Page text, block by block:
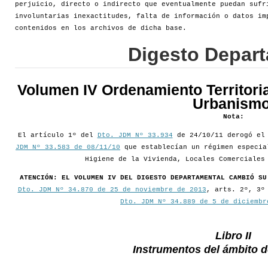
perjuicio, directo o indirecto que eventualmente puedan
involuntarias inexactitudes, falta de información o datos
contenidos en los archivos de dicha base.
Digesto
Volumen IV Ordenamiento
Nota:
El artículo 1º del Dto. JDM Nº 33.934 de 24/10/11 derogó
JDM Nº 33.583 de 08/11/10 que establecían un régimen
Higiene de la Vivienda, Locales
ATENCIÓN: EL VOLUMEN IV DEL DIGESTO DEPARTAMENTAL CAMBIÓ
Dto. JDM Nº 34.870 de 25 de noviembre de 2013 , arts. 2º, 3º
Dto. JDM Nº 34.889 de 5 de
Libro II
Instrumentos del ámbito